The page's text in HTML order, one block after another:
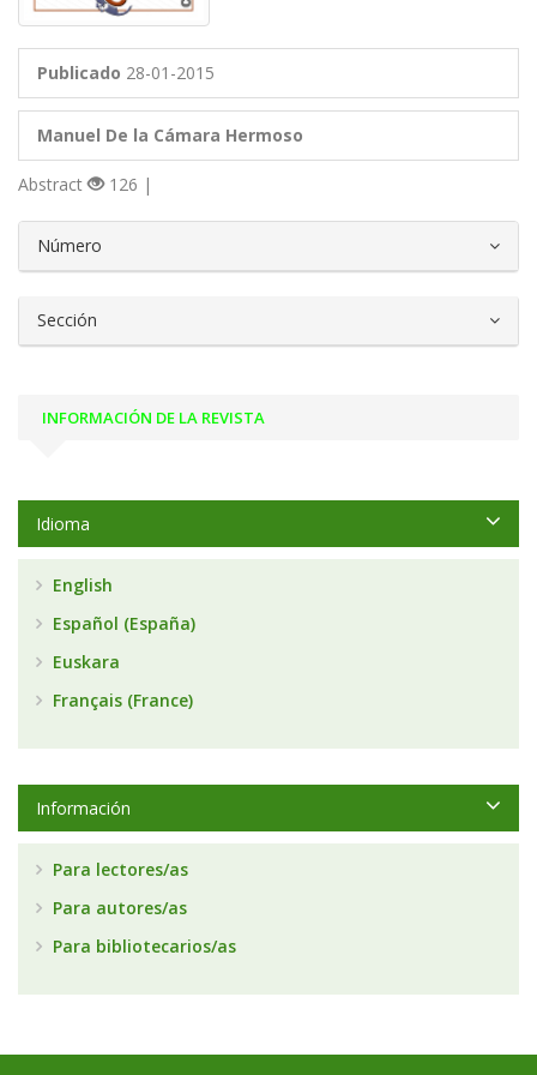
Publicado 28-01-2015
Manuel De la Cámara Hermoso
Abstract 126 |
Número
Sección
INFORMACIÓN DE LA REVISTA
Idioma
English
Español (España)
Euskara
Français (France)
Información
Para lectores/as
Para autores/as
Para bibliotecarios/as